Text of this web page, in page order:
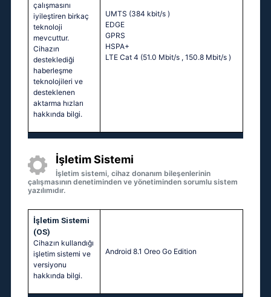
çalışmasını
iyileştiren birkaç
teknoloji
mevcuttur.
Cihazın
desteklediği
haberleşme
teknolojileri ve
desteklenen
aktarma hızları
hakkında bilgi.
UMTS (384 kbit/s )
EDGE
GPRS
HSPA+
LTE Cat 4 (51.0 Mbit/s , 150.8 Mbit/s )
İşletim Sistemi
İşletim sistemi, cihaz donanım bileşenlerinin
çalışmasının denetiminden ve yönetiminden sorumlu sistem
yazılımıdır.
İşletim Sistemi
(OS)
Cihazın kullandığı
işletim sistemi ve
versiyonu
hakkında bilgi.
Android 8.1 Oreo Go Edition